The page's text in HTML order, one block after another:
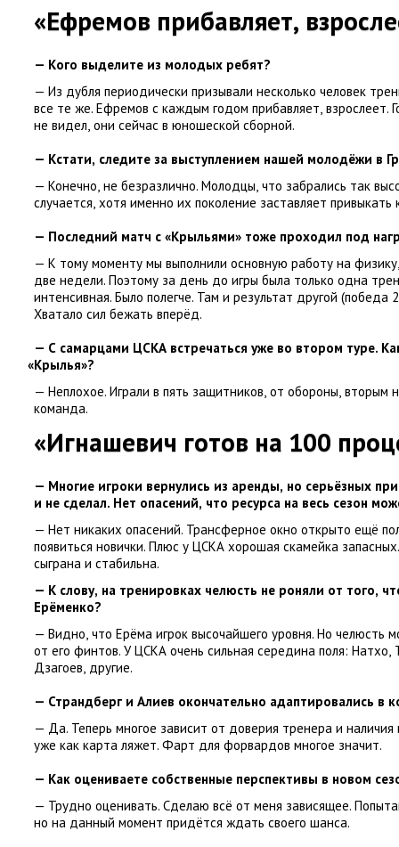
«Ефремов прибавляет,
— Кого выделите из молодых ребят?
— Из дубля периодически призывали несколько человек
все те же. Ефремов с каждым годом прибавляет, взрослеет.
не видел, они сейчас в юношеской сборной.
— Кстати, следите за выступлением нашей молодёжи в
— Конечно, не безразлично. Молодцы, что забрались так
случается, хотя именно их поколение заставляет привыкать
— Последний матч с «Крыльями» тоже проходил под
— К тому моменту мы выполнили основную работу на физику,
две недели. Поэтому за день до игры была только одна
интенсивная. Было полегче. Там и результат другой (победа
Хватало сил бежать вперёд.
— С самарцами ЦСКА встречаться уже во втором туре.
«Крылья»?
— Неплохое. Играли в пять защитников, от обороны, вторым
команда.
«Игнашевич готов на 100
— Многие игроки вернулись из аренды, но серьёзных
и не сделал. Нет опасений, что ресурса на весь сезон
— Нет никаких опасений. Трансферное окно открыто ещё
появиться новички. Плюс у ЦСКА хорошая скамейка
сыграна и стабильна.
— К слову, на тренировках челюсть не роняли от того,
Ерёменко?
— Видно, что Ерёма игрок высочайшего уровня. Но челюсть
от его финтов. У ЦСКА очень сильная середина поля: Натхо,
Дзагоев, другие.
— Страндберг и Алиев окончательно адаптировались в
— Да. Теперь многое зависит от доверия тренера и наличия
уже как карта ляжет. Фарт для форвардов многое значит.
— Как оцениваете собственные перспективы в новом
— Трудно оценивать. Сделаю всё от меня зависящее.
но на данный момент придётся ждать своего шанса.